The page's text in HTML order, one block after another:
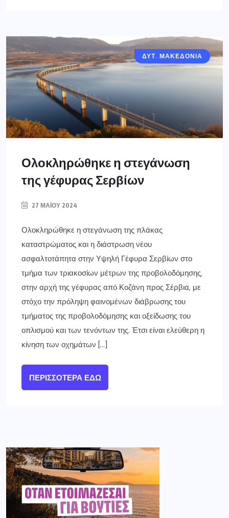
ΔΥΤ. ΜΑΚΕΔΟΝΙΑ
Ολοκληρώθηκε η στεγάνωση
της γέφυρας Σερβίων
27 ΜΑΪ́ΟΥ 2024
Ολοκληρώθηκε η στεγάνωση της πλάκας
καταστρώματος και η διάστρωση νέου
ασφαλτοτάπητα στην Υψηλή Γέφυρα Σερβίων στο
τμήμα των τριακοσίων μέτρων της προβολοδόμησης,
στην αρχή της γέφυρας από Κοζάνη προς Σέρβια, με
στόχο την πρόληψη φαινομένων διάβρωσης του
τμήματος της προβολοδόμησης και οξείδωσης του
οπλισμού και των τενόντων της. Έτσι είναι ελεύθερη η
κίνηση των οχημάτων […]
ΠΕΡΙΣΣΌΤΕΡΑ ΕΔΏ